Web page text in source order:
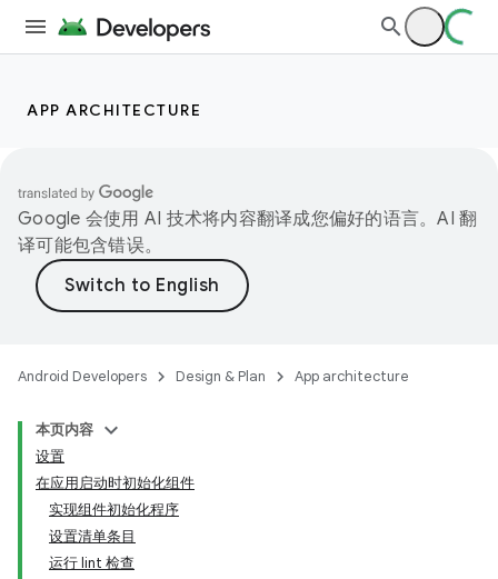
APP ARCHITECTURE
Google 会使用 AI 技术将内容翻译成您偏好的语言。AI 翻
译可能包含错误。
Android Developers Design & Plan App architecture
本页内容
设置
在应用启动时初始化组件
实现组件初始化程序
设置清单条目
运行 lint 检查